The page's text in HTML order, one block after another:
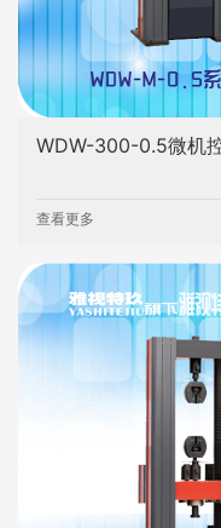
WDW-300-0.5微机
查看更多